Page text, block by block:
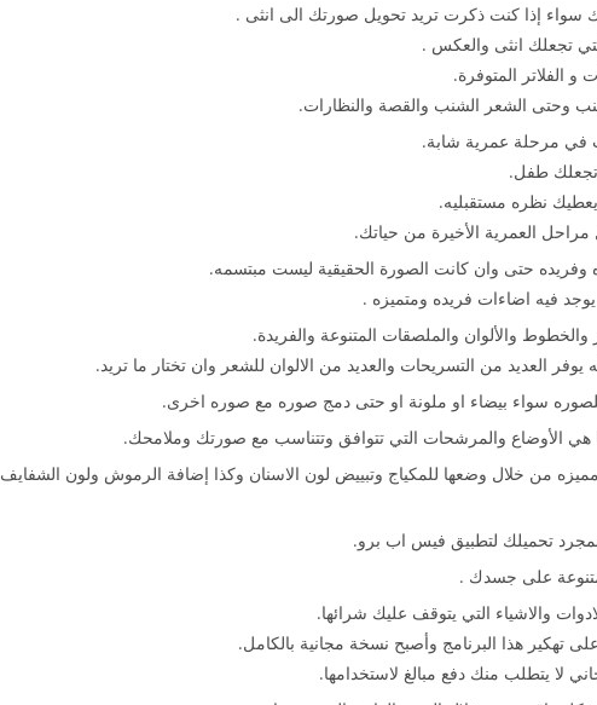
سواء إذا كنت ذكرت تريد تحويل صورتك الى انثى .
تجعلك انثى والعكس .
و الفلاتر المتوفرة.
وحتى الشعر الشنب والقصة والنظارات.
في مرحلة عمرية شابة.
تجعلك طفل.
نظره مستقبليه.
العمرية الأخيرة من حياتك.
وفريده حتى وان كانت الصورة الحقيقية ليست مبتسمه.
فيه اضاءات فريده ومتميزه .
والألوان والملصقات المتنوعة والفريدة.
العديد من التسريحات والعديد من الالوان للشعر وان تختار ما تريد.
للصوره سواء بيضاء او ملونة او حتى دمج صوره مع صوره اخرى.
هي الأوضاع والمرشحات التي تتوافق وتتناسب مع صورتك وملامحك.
من خلال وضعها للمكياج وتبييض لون الاسنان وكذا إضافة الرموش ولون الشفايف
بمجرد تحميلك لتطبيق فيس اب برو.
على جسدك .
والاشياء التي يتوقف عليك شرائها.
تهكير هذا البرنامج وأصبح نسخة مجانية بالكامل.
لا يتطلب منك دفع مبالغ لاستخدامها.